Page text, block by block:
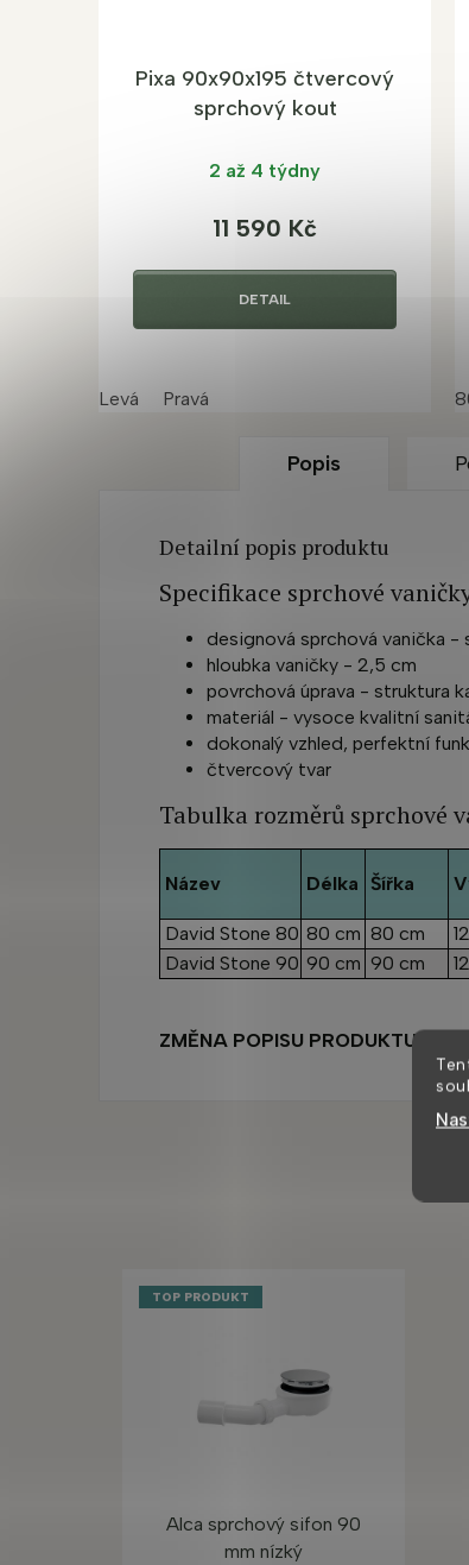
Pixa 90x90x195 čtvercový
sprchový kout
2 až 4 týdny
11 590 Kč
DETAIL
Levá Pravá
Popis
Detailní popis produktu
Specifikace sprchové
designová sprchová vanička -
hloubka vaničky - 2,5 cm
povrchová úprava - struktura
materiál - vysoce kvalitní
dokonalý vzhled, perfektní
čtvercový tvar
Tabulka rozměrů sprchové
Název Délka Šířka
David Stone 80 80 cm 80 cm
David Stone 90 90 cm 90 cm
ZMĚNA POPISU PRODUKTU
TOP PRODUKT
Alca sprchový sifon 90
mm nízký